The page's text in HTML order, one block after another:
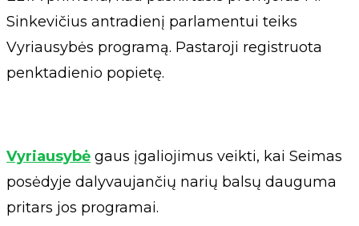
Sinkevičius antradienį parlamentui teiks
Vyriausybės programą. Pastaroji registruota
penktadienio popietę.
Vyriausybė gaus įgaliojimus veikti, kai Seimas
posėdyje dalyvaujančių narių balsų dauguma
pritars jos programai.